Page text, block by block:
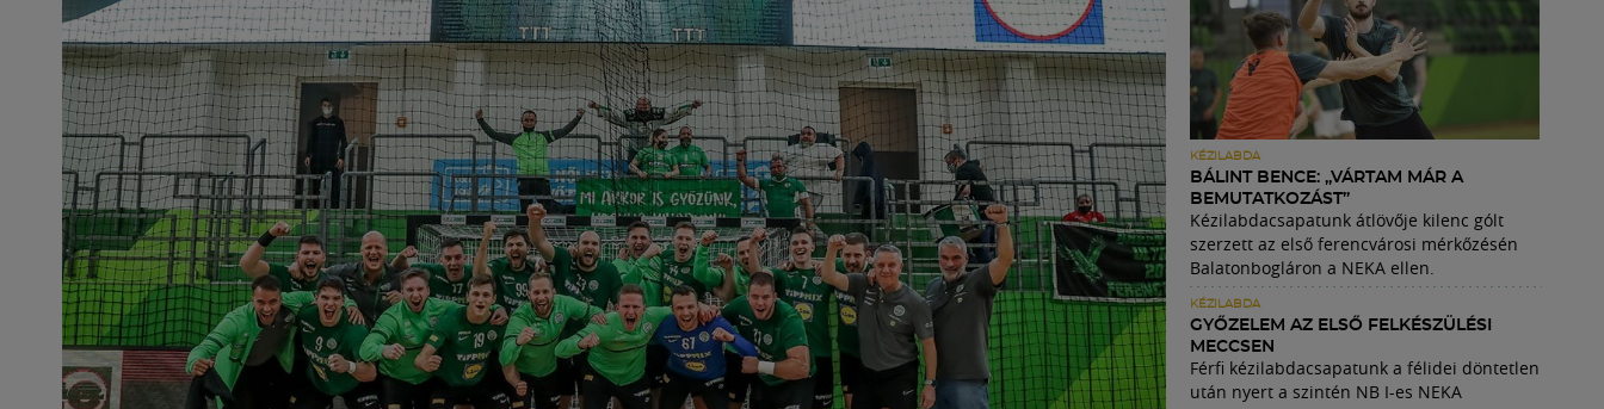
KÉZILABDA
BÁLINT BENCE: „VÁRTAM MÁR A
BEMUTATKOZÁST”
Kézilabdacsapatunk átlövője kilenc gólt
szerzett az első ferencvárosi mérkőzésén
Balatonbogláron a NEKA ellen.
KÉZILABDA
GYŐZELEM AZ ELSŐ FELKÉSZÜLÉSI
MECCSEN
Férfi kézilabdacsapatunk a félidei döntetlen
után nyert a szintén NB I-es NEKA